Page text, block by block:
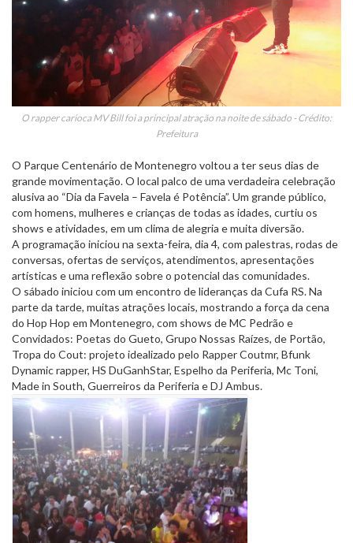
O rapper carioca MV Bill foi a principal atração na noite de sábado - Crédito:
Prefeitura
O Parque Centenário de Montenegro voltou a ter seus dias de
grande movimentação. O local palco de uma verdadeira celebração
alusiva ao “Dia da Favela – Favela é Potência”. Um grande público,
com homens, mulheres e crianças de todas as idades, curtiu os
shows e atividades, em um clima de alegria e muita diversão.
A programação iniciou na sexta-feira, dia 4, com palestras, rodas de
conversas, ofertas de serviços, atendimentos, apresentações
artísticas e uma reflexão sobre o potencial das comunidades.
O sábado iniciou com um encontro de lideranças da Cufa RS. Na
parte da tarde, muitas atrações locais, mostrando a força da cena
do Hop Hop em Montenegro, com shows de MC Pedrão e
Convidados: Poetas do Gueto, Grupo Nossas Raízes, de Portão,
Tropa do Cout: projeto idealizado pelo Rapper Coutmr, Bfunk
Dynamic rapper, HS DuGanhStar, Espelho da Periferia, Mc Toni,
Made in South, Guerreiros da Periferia e DJ Ambus.